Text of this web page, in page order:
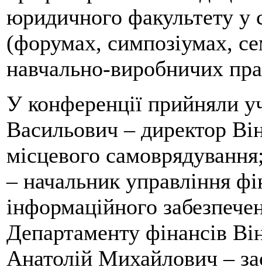
юридичного факультету у
(форумах, симпозіумах,
навчально-виробничих
У конференції прийняли
Васильович – директор
місцевого
– начальник управління
інформаційного
Департаменту фінансів
Анатолій Михайлович –